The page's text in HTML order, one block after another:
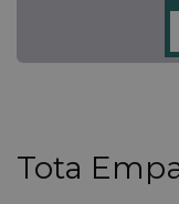
Tota